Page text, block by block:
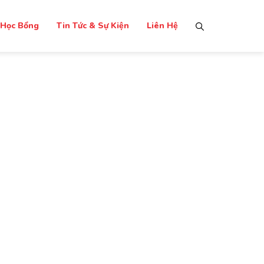
Học Bổng Tin Tức & Sự Kiện Liên Hệ